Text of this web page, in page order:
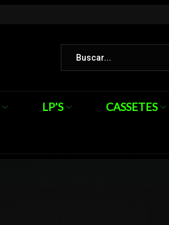
LP’S CASSETES